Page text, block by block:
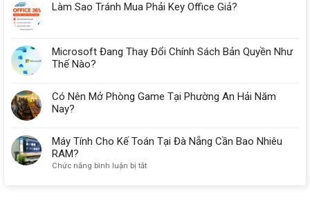
Làm Sao Tránh Mua Phải Key Office Giả?
Microsoft Đang Thay Đổi Chính Sách Bản Quyền Như
Thế Nào?
Có Nên Mở Phòng Game Tại Phường An Hải Năm
Nay?
Máy Tính Cho Kế Toán Tại Đà Nẵng Cần Bao Nhiêu
RAM?
Chức năng bình luận bị tắtở